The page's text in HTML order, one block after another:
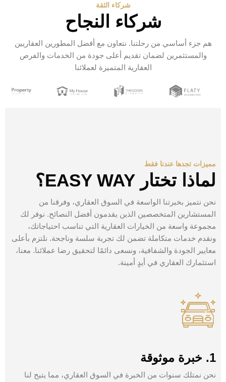
شركاء الثقة
شركاء النجاح
هم جزء أساسي من رحلتنا. نتعاون مع أفضل المطورين العقاريين
والمستثمرين لضمان تقديم أعلى جودة من الخدمات والفرص
العقارية المتميزة لعملائنا
مميزات تجدها عندنا فقط
لماذا تختار EASY WAY؟
نحن نتميز بخبرتنا الواسعة في السوق العقاري، وفرقنا من
المستشارين المتخصصين الذين يقدمون أفضل النصائح. نوفر لك
مجموعة واسعة من الخيارات العقارية التي تناسب احتياجاتك،
ونقدم خدمات متكاملة تضمن لك تجربة سلسة وناجحة. نلتزم بأعلى
معايير الجودة والشفافية، ونسعى دائمًا لتحقيق رضا عملائنا. معنا،
استثمارك العقاري في أيدٍ أمينة.
1. خبرة موثوقة
نحن نمتلك سنوات من الخبرة في السوق العقاري، مما يتيح لنا